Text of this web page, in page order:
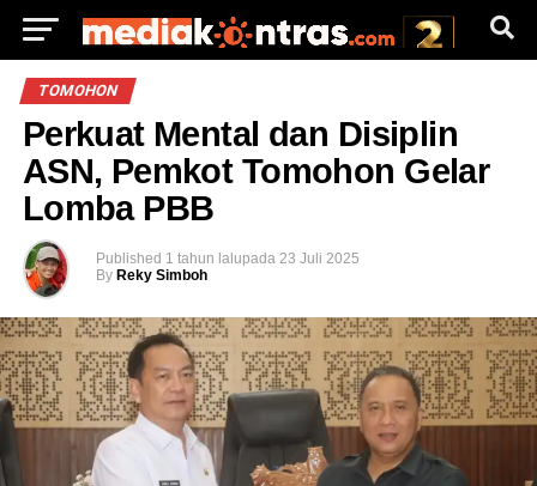
TOMOHON
Perkuat Mental dan Disiplin
ASN, Pemkot Tomohon Gelar
Lomba PBB
Published 1 tahun lalupada 23 Juli 2025
By Reky Simboh